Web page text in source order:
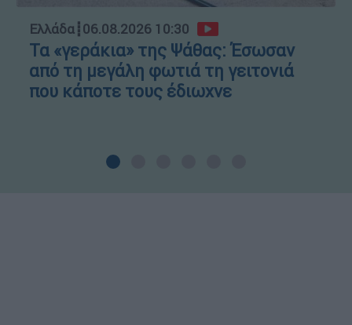
Ελλάδα┋06.08.2026 10:30
Τα «γεράκια» της Ψάθας: Έσωσαν
από τη μεγάλη φωτιά τη γειτονιά
που κάποτε τους έδιωχνε